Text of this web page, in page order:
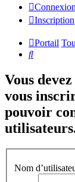
Connexion
Inscription
Portail
Rechercher
Vous devez
vous
pouvoir
Nom